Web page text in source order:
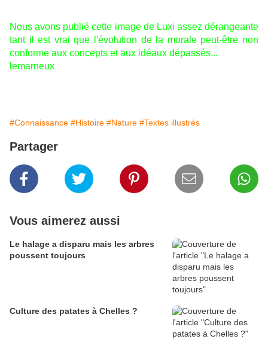
Nous avons publié cette image de Luxi assez dérangeante
tant il est vrai que l'évolution de la morale peut-être non
conforme aux concepts et aux idéaux dépassés...
lemarneux
#Connaissance #Histoire #Nature #Textes illustrés
Partager
Vous aimerez aussi
Le halage a disparu mais les arbres
poussent toujours
Culture des patates à Chelles ?